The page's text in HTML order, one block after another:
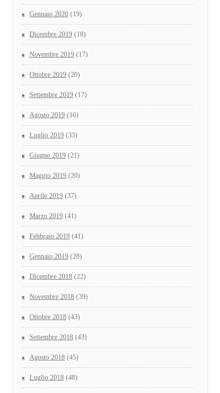
Gennaio 2020 (19)
Dicembre 2019 (18)
Novembre 2019 (17)
Ottobre 2019 (20)
Settembre 2019 (17)
Agosto 2019 (16)
Luglio 2019 (33)
Giugno 2019 (21)
Maggio 2019 (20)
Aprile 2019 (37)
Marzo 2019 (41)
Febbraio 2019 (41)
Gennaio 2019 (28)
Dicembre 2018 (22)
Novembre 2018 (39)
Ottobre 2018 (43)
Settembre 2018 (43)
Agosto 2018 (45)
Luglio 2018 (48)